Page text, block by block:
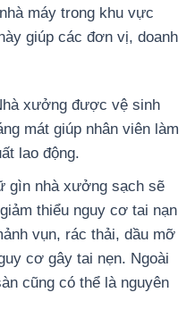
máy trong khu vực
giúp các đơn vị, doanh
xưởng được vệ sinh
mát giúp nhân viên làm
lao động.
gìn nhà xưởng sạch sẽ
thiểu nguy cơ tai nạn
vụn, rác thải, dầu mỡ
cơ gây tai nẹn. Ngoài
cũng có thể là nguyên